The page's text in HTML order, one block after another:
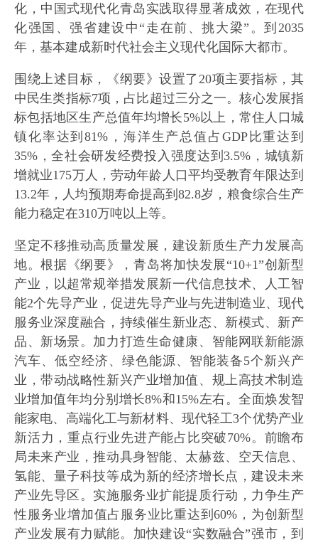
化，中国式现代化青岛实践取得显著成效，在现代
化强国、强省建设中“走在前、挑大梁”。到2035
年，基本建成新时代社会主义现代化国际大都市。
围绕上述目标，《纲要》设置了20项主要指标，其
中民生类指标7项，占比超过三分之一。核心发展指
标包括地区生产总值年均增长5%以上，常住人口城
镇化率达到81%，海洋生产总值占GDP比重达到
35%，全社会研发经费投入强度达到3.5%，城镇新
增就业175万人，劳动年龄人口平均受教育年限达到
13.2年，人均预期寿命提高到82.8岁，粮食综合生产
能力稳定在310万吨以上等。
坚定不移推动高质量发展，建设新质生产力发展高
地。根据《纲要》，青岛将加快发展“10+1”创新型
产业，以超常规举措发展新一代信息技术、人工智
能2个先导产业，促进先导产业与先进制造业、现代
服务业深度融合，持续催生新业态、新模式、新产
品、新场景。加力打造生命健康、智能网联新能源
汽车、低空经济、绿色能源、智能装备5个新兴产
业，带动战略性新兴产业增加值、规上高技术制造
业增加值年均分别增长8%和15%左右。全面焕发智
能家电、高端化工与新材料、现代轻工3个优势产业
新活力，重点行业先进产能占比突破70%。前瞻布
局未来产业，推动具身智能、太赫兹、空天信息、
氢能、量子科技等成为新的经济增长点，建设未来
产业先导区。实施服务业扩能提质行动，力争生产
性服务业增加值占服务业比重达到60%，为创新型
产业发展有力赋能。加快建设“实数融合”强市，到